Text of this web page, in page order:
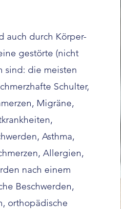
auch durch Körper-
gestörte (nicht
sind: die meisten
Schulter,
Migräne,
Asthma,
Allergien,
nach einem
Beschwerden,
orthopädische